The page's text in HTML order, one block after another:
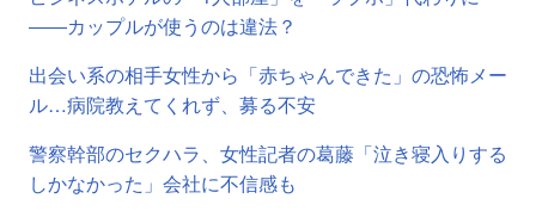
――カップルが使うのは違法？
出会い系の相手女性から「赤ちゃんできた」の恐怖メー
ル…病院教えてくれず、募る不安
警察幹部のセクハラ、女性記者の葛藤「泣き寝入りする
しかなかった」会社に不信感も